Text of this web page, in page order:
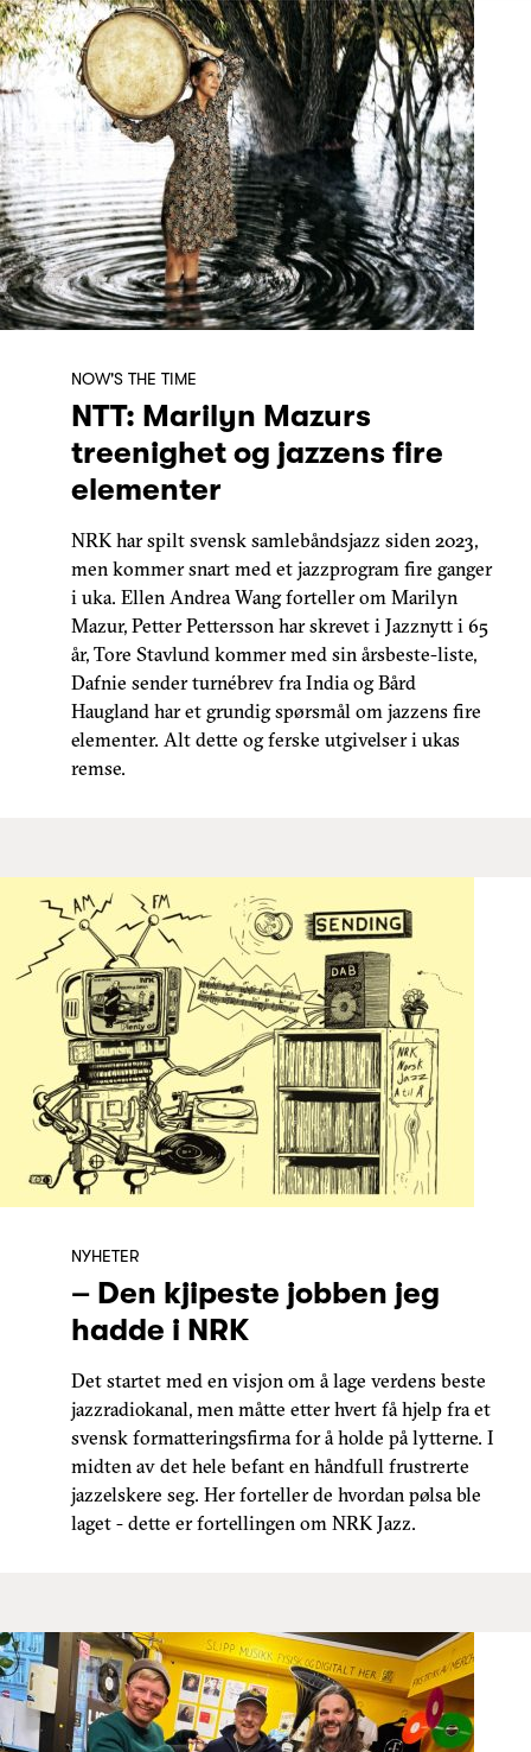
NOW'S THE TIME
NTT: Marilyn Mazurs
treenighet og jazzens fire
elementer
NRK har spilt svensk samlebåndsjazz siden 2023,
men kommer snart med et jazzprogram fire ganger
i uka. Ellen Andrea Wang forteller om Marilyn
Mazur, Petter Pettersson har skrevet i Jazznytt i 65
år, Tore Stavlund kommer med sin årsbeste-liste,
Dafnie sender turnébrev fra India og Bård
Haugland har et grundig spørsmål om jazzens fire
elementer. Alt dette og ferske utgivelser i ukas
remse.
NYHETER
– Den kjipeste jobben jeg
hadde i NRK
Det startet med en visjon om å lage verdens beste
jazzradiokanal, men måtte etter hvert få hjelp fra et
svensk formatteringsfirma for å holde på lytterne. I
midten av det hele befant en håndfull frustrerte
jazzelskere seg. Her forteller de hvordan pølsa ble
laget - dette er fortellingen om NRK Jazz.